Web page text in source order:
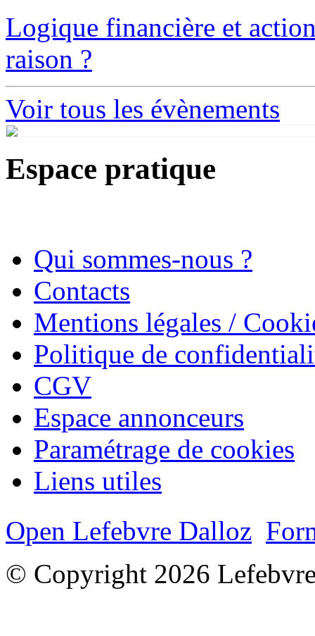
Logique financière et
raison ?
Voir tous les évènements
Espace pratique
Qui sommes-nous ?
Contacts
Mentions légales /
Politique de
CGV
Espace annonceurs
Paramétrage de cookies
Liens utiles
Open Lefebvre Dalloz
© Copyright 2026